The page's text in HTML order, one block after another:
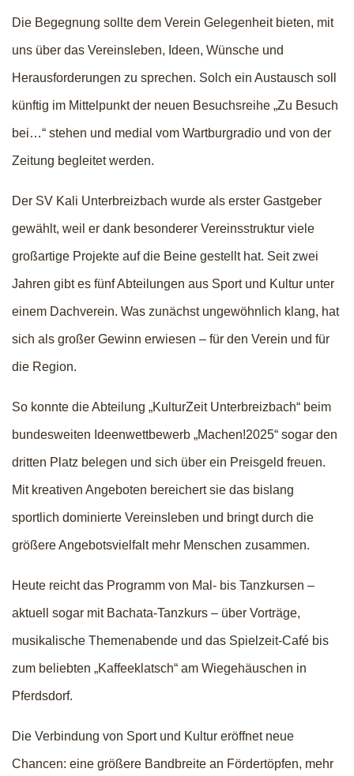
Die Begegnung sollte dem Verein Gelegenheit bieten, mit
uns über das Vereinsleben, Ideen, Wünsche und
Herausforderungen zu sprechen. Solch ein Austausch soll
künftig im Mittelpunkt der neuen Besuchsreihe „Zu Besuch
bei…“ stehen und medial vom Wartburgradio und von der
Zeitung begleitet werden.
Der SV Kali Unterbreizbach wurde als erster Gastgeber
gewählt, weil er dank besonderer Vereinsstruktur viele
großartige Projekte auf die Beine gestellt hat. Seit zwei
Jahren gibt es fünf Abteilungen aus Sport und Kultur unter
einem Dachverein. Was zunächst ungewöhnlich klang, hat
sich als großer Gewinn erwiesen – für den Verein und für
die Region.
So konnte die Abteilung „KulturZeit Unterbreizbach“ beim
bundesweiten Ideenwettbewerb „Machen!2025“ sogar den
dritten Platz belegen und sich über ein Preisgeld freuen.
Mit kreativen Angeboten bereichert sie das bislang
sportlich dominierte Vereinsleben und bringt durch die
größere Angebotsvielfalt mehr Menschen zusammen.
Heute reicht das Programm von Mal- bis Tanzkursen –
aktuell sogar mit Bachata-Tanzkurs – über Vorträge,
musikalische Themenabende und das Spielzeit-Café bis
zum beliebten „Kaffeeklatsch“ am Wiegehäuschen in
Pferdsdorf.
Die Verbindung von Sport und Kultur eröffnet neue
Chancen: eine größere Bandbreite an Fördertöpfen, mehr